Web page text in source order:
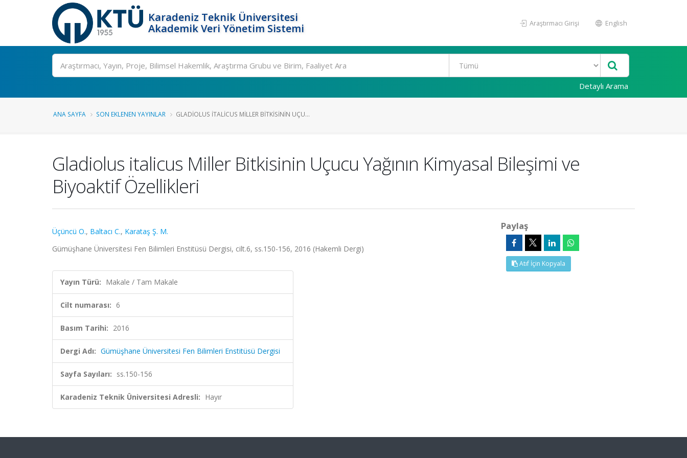
Karadeniz Teknik Üniversitesi
Akademik Veri Yönetim Sistemi
Araştırmacı Girişi English
Ara
Detaylı Arama
ANA SAYFA SON EKLENEN YAYINLAR GLADIOLUS ITALICUS MILLER BITKISININ UÇU...
Gladiolus italicus Miller Bitkisinin Uçucu Yağının Kimyasal Bileşimi ve
Biyoaktif Özellikleri
Üçüncü O., Baltacı C., Karataş Ş. M.
Gümüşhane Üniversitesi Fen Bilimleri Enstitüsü Dergisi, cilt.6, ss.150-156, 2016 (Hakemli Dergi)
Yayın Türü: Makale / Tam Makale
Cilt numarası: 6
Basım Tarihi: 2016
Dergi Adı: Gümüşhane Üniversitesi Fen Bilimleri Enstitüsü Dergisi
Sayfa Sayıları: ss.150-156
Karadeniz Teknik Üniversitesi Adresli: Hayır
Paylaş
Atıf İçin Kopyala